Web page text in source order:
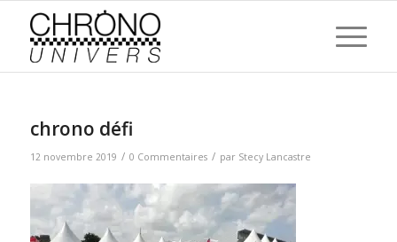
chrono défi
12 novembre 2019 / 0 Commentaires / par Stecy Lancastre